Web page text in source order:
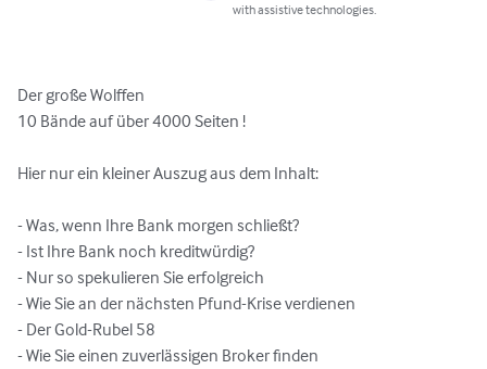
with assistive technologies.
Der große Wolffen
10 Bände auf über 4000 Seiten !
Hier nur ein kleiner Auszug aus dem Inhalt:
- Was, wenn Ihre Bank morgen schließt?
- Ist Ihre Bank noch kreditwürdig?
- Nur so spekulieren Sie erfolgreich
- Wie Sie an der nächsten Pfund-Krise verdienen
- Der Gold-Rubel 58
- Wie Sie einen zuverlässigen Broker finden